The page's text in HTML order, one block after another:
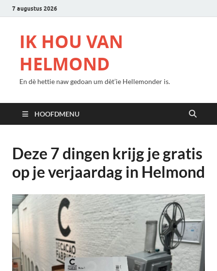
7 augustus 2026
IK HOU VAN
HELMOND
En dè hettie naw gedoan um dèt’ie Hellemonder is.
HOOFDMENU
Deze 7 dingen krijg je gratis
op je verjaardag in Helmond